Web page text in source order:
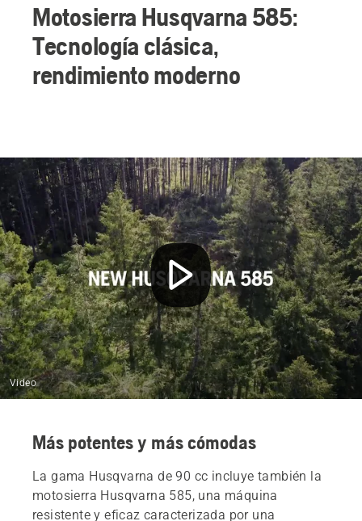
Motosierra Husqvarna 585:
Tecnología clásica,
rendimiento moderno
Video
Más potentes y más cómodas
La gama Husqvarna de 90 cc incluye también la
motosierra Husqvarna 585, una máquina
resistente y eficaz caracterizada por una